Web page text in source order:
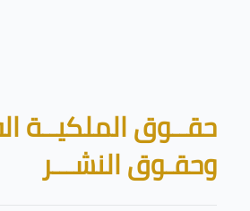
الكتل
حقــوق الملكيــة
وحقـوق النشـــر